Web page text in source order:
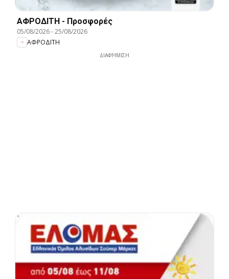
ΑΦΡΟΔΙΤΗ - Προσφορές
05/08/2026-25/08/2026
ΑΦΡΟΔΙΤΗ
ΔΙΑΦΉΜΙΣΗ